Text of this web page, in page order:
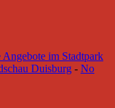
Angebote im Stadtpark
Duisburg - No